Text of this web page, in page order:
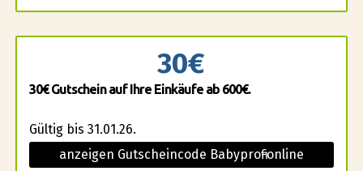
30€
30€ Gutschein auf Ihre Einkäufe ab 600€.
Gültig bis 31.01.26.
anzeigen Gutscheincode Babyprofi-online